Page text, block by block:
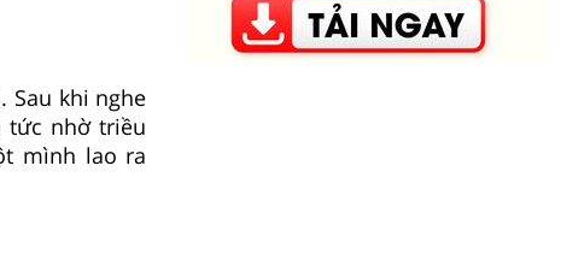
Sau khi nghe
tức nhờ triều
mình lao ra